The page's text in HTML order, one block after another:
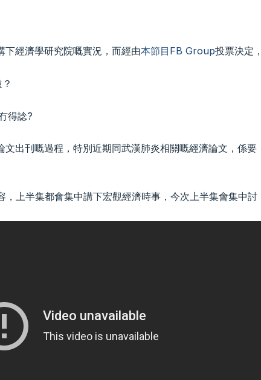
經濟學研究院嘅實況，而經由本節目FB Group投票決定，
得諗?
出刊嘅過程，特別近期同武漢肺炎相關嘅經濟論文，係要
，上半集都會集中講下宏觀經濟時事，今次上半集會集中討